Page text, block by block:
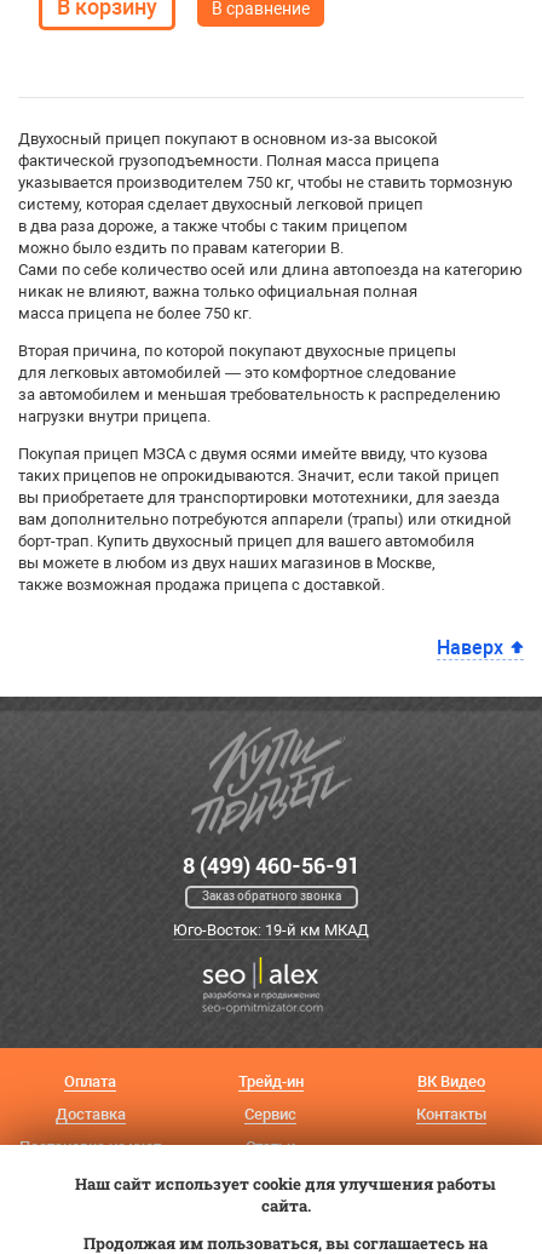
В сравнение
Двухосный прицеп покупают в основном из-за высокой
фактической грузоподъемности. Полная масса прицепа
указывается производителем 750 кг, чтобы не ставить тормозную
систему, которая сделает двухосный легковой прицеп
в два раза дороже, а также чтобы с таким прицепом
можно было ездить по правам категории B.
Сами по себе количество осей или длина автопоезда на категорию
никак не влияют, важна только официальная полная
масса прицепа не более 750 кг.
Вторая причина, по которой покупают двухосные прицепы
для легковых автомобилей — это комфортное следование
за автомобилем и меньшая требовательность к распределению
нагрузки внутри прицепа.
Покупая прицеп МЗСА с двумя осями имейте ввиду, что кузова
таких прицепов не опрокидываются. Значит, если такой прицеп
вы приобретаете для транспортировки мототехники, для заезда
вам дополнительно потребуются аппарели (трапы) или откидной
борт-трап. Купить двухосный прицеп для вашего автомобиля
вы можете в любом из двух наших магазинов в Москве,
также возможная продажа прицепа с доставкой.
Наверх
8 (499) 460-56-91
Заказ обратного звонка
Юго-Восток: 19-й км МКАД
Оплата
Доставка
Постановка на учет
Трейд-ин
Сервис
Статьи
ВК Видео
Контакты
© 2012—2026 «Купи прицеп»™ (ООО «Авангард», ИНН 9723035587)
Наш сайт использует cookie для улучшения работы
сайта.
Продолжая им пользоваться, вы соглашаетесь на